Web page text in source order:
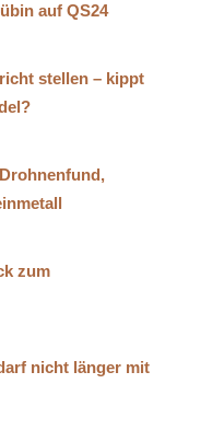
auf QS24
stellen – kippt
zum
nicht länger mit